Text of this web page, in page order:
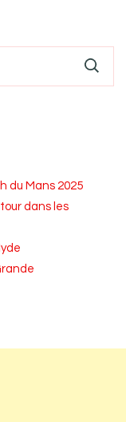
du Mans 2025
dans les